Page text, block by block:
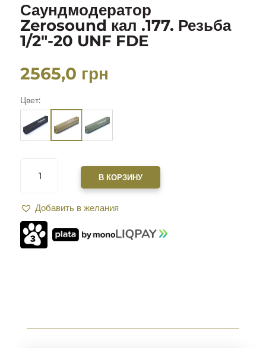
Саундмодератор
Zerosound кал .177. Резьба
1/2″-20 UNF FDE
2565,0 грн
Цвет:
ТОВАРА
САУНДМОДЕРАТОР
КАЛ
.177.
РЕЗЬБА
1/2"-20
В КОРЗИНУ
Добавить в желания